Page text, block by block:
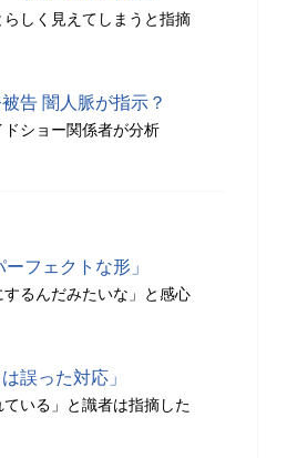
しく見えてしまうと指摘
告 闇人脈が指示？
ショー関係者が分析
フェクトな形」
するんだみたいな」と感心
誤った対応」
いる」と識者は指摘した